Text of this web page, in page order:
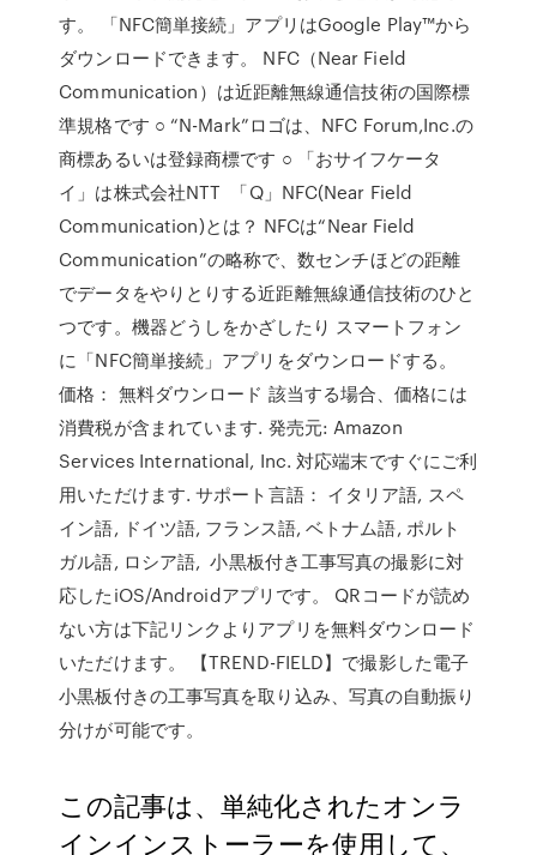
す。 「NFC簡単接続」アプリはGoogle Play™から
ダウンロードできます。 NFC（Near Field
Communication）は近距離無線通信技術の国際標
準規格です ○ “N-Mark”ロゴは、NFC Forum,Inc.の
商標あるいは登録商標です ○ 「おサイフケータ
イ」は株式会社NTT 「Q」NFC(Near Field
Communication)とは？ NFCは“Near Field
Communication”の略称で、数センチほどの距離
でデータをやりとりする近距離無線通信技術のひと
つです。機器どうしをかざしたり スマートフォン
に「NFC簡単接続」アプリをダウンロードする。
価格： 無料ダウンロード 該当する場合、価格には
消費税が含まれています. 発売元: Amazon
Services International, Inc. 対応端末ですぐにご利
用いただけます. サポート言語： イタリア語, スペ
イン語, ドイツ語, フランス語, ベトナム語, ポルト
ガル語, ロシア語, 小黒板付き工事写真の撮影に対
応したiOS/Androidアプリです。 QRコードが読め
ない方は下記リンクよりアプリを無料ダウンロード
いただけます。 【TREND-FIELD】で撮影した電子
小黒板付きの工事写真を取り込み、写真の自動振り
分けが可能です。
この記事は、単純化されたオンラ
インインストーラーを使用して、